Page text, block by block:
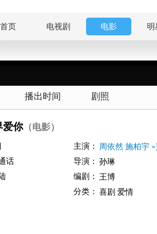
首页 电视剧 电影 明
播出时间 剧照
爱你（电影）
主演： 周依然 施柏宇
话 导演： 孙琳
编剧：
王博
分类： 喜剧 爱情